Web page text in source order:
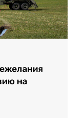
на